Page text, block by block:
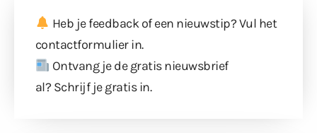
Heb je feedback of een nieuwstip? Vul het
contactformulierin.
Ontvang je de gratis nieuwsbrief
al? Schrijf je gratis in.